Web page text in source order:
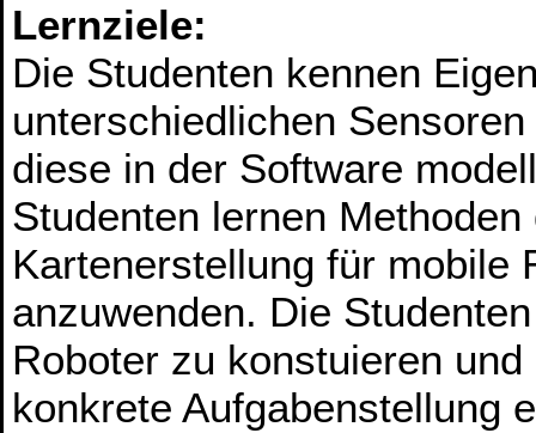
Lernziele:
Die Studenten kennen
unterschiedlichen
diese in der Software
Studenten lernen
Kartenerstellung für mobile
anzuwenden. Die
Roboter zu konstuieren
konkrete Aufgabenstellung